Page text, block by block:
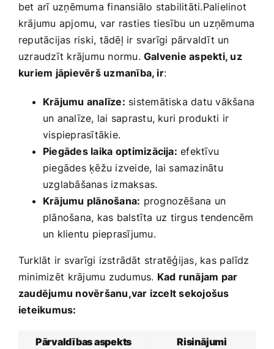
bet arī uzņēmuma finansiālo ‍stabilitāti.Palielinot
krājumu​ apjomu, var rasties tiesību ​un uzņēmuma
reputācijas riski,‍ tādēļ ir svarīgi pārvaldīt ‍un
uzraudzīt krājumu normu.Galvenie aspekti, uz
kuriem‍ jāpievērš‍ uzmanība, ir:
Krājumu‍ analīze: sistemātiska datu vākšana
un analīze, lai saprastu, kuri produkti ir
vispieprasītākie.
Piegādes laika⁣ optimizācija: ‍efektīvu
piegādes‍ ķēžu‍ izveide, lai samazinātu
uzglabāšanas‌ izmaksas.
Krājumu plānošana: prognozēšana un
plānošana, kas balstīta⁤ uz tirgus tendencēm
un klientu pieprasījumu.
Turklāt ir svarīgi izstrādāt stratēģijas, kas ⁢palīdz
minimizēt ⁣krājumu zudumus. Kad runājam par
zaudējumu novēršanu,var izcelt sekojošus
ieteikumus:
Pārvaldības aspekts Risinājumi